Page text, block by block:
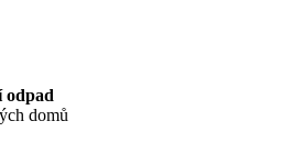
odpad
domů